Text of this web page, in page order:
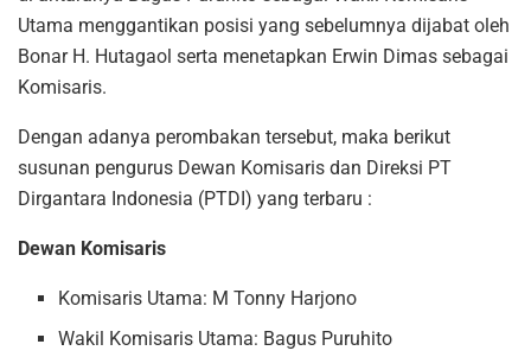
Utama menggantikan posisi yang sebelumnya dijabat oleh
Bonar H. Hutagaol serta menetapkan Erwin Dimas sebagai
Komisaris.
Dengan adanya perombakan tersebut, maka berikut
susunan pengurus Dewan Komisaris dan Direksi PT
Dirgantara Indonesia (PTDI) yang terbaru :
Dewan Komisaris
Komisaris Utama: M Tonny Harjono
Wakil Komisaris Utama: Bagus Puruhito